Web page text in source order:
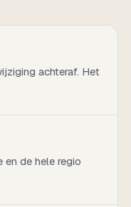
achteraf. Het
en de hele regio